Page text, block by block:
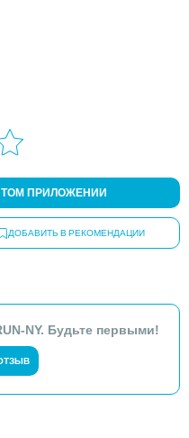
ПРИЛОЖЕНИИ
ДОБАВИТЬ В РЕКОМЕНДАЦИИ
NY. Будьте первыми!